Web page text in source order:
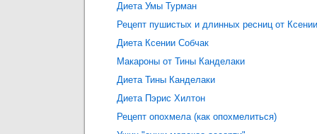
Диета Умы Турман
Рецепт пушистых и длинных ресниц от
Диета Ксении Собчак
Макароны от Тины Канделаки
Диета Тины Канделаки
Диета Пэрис Хилтон
Рецепт опохмела (как опохмелиться)